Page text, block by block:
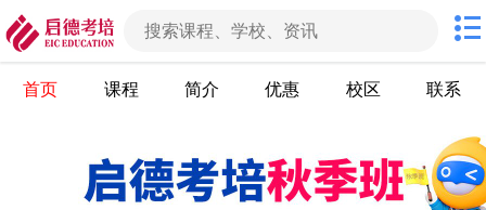
首页 课程 简介 优惠 校区 联系